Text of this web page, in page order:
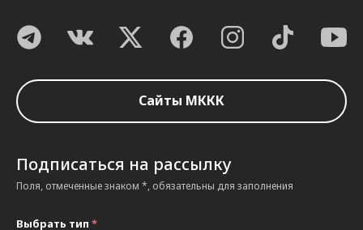
Сайты МККК
Подписаться на рассылку
Поля, отмеченные знаком *, обязательны для заполнения
Выбрать тип *